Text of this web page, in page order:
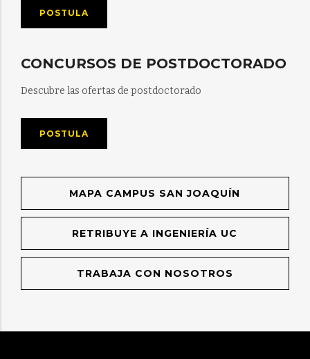
POSTULA
CONCURSOS DE POSTDOCTORADO
Descubre las ofertas de postdoctorado
POSTULA
MAPA CAMPUS SAN JOAQUÍN
RETRIBUYE A INGENIERÍA UC
TRABAJA CON NOSOTROS